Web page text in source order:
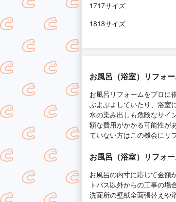
1717サイズ
1818サイズ
お風呂（浴室）リフォ
お風呂リフォームをプロに
ぶよぶよしていたり、浴室
水の染み出しも危険なサイ
額な費用がかかる可能性が
ていない方はこの機会にリ
お風呂（浴室）リフォ
お風呂の内寸に応じて金額
トバス以外からの工事の場
洗面所の壁紙全面張替えや